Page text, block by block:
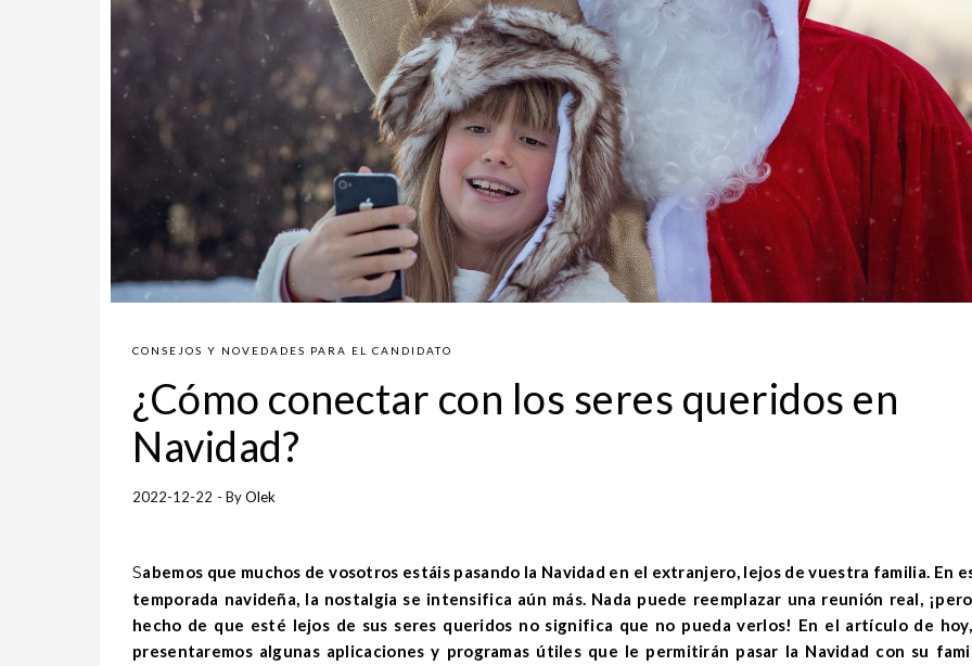
CONSEJOS Y NOVEDADES PARA EL CANDIDATO
¿Cómo conectar con los seres queridos en
Navidad?
2022-12-22 - ByOlek
Sabemos que muchos de vosotros estáis pasando la Navidad en el extranjero, lejos de vuestra familia. En esta
temporada navideña, la nostalgia se intensifica aún más. Nada puede reemplazar una reunión real,
hecho de que esté lejos de sus seres queridos no significa que no pueda verlos! En el artículo de
presentaremos algunas aplicaciones y programas útiles que le permitirán pasar la Navidad con su